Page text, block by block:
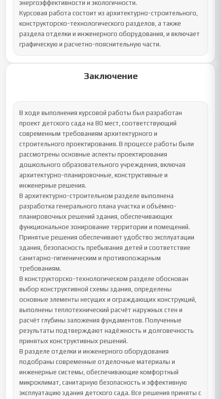
энергоэффективности и экологичности.
Курсовая работа состоит из архитектурно-строительного,
конструкторско-технологического разделов, а также
раздела отделки и инженерного оборудования, и включает
графическую и расчетно-пояснительную части.
Заключение
В ходе выполнения курсовой работы был разработан
проект детского сада на 80 мест, соответствующий
современным требованиям архитектурного и
строительного проектирования. В процессе работы были
рассмотрены основные аспекты проектирования
дошкольного образовательного учреждения, включая
архитектурно-планировочные, конструктивные и
инженерные решения.
В архитектурно-строительном разделе выполнена
разработка генерального плана участка и объёмно-
планировочных решений здания, обеспечивающих
функциональное зонирование территории и помещений.
Принятые решения обеспечивают удобство эксплуатации
здания, безопасность пребывания детей и соответствие
санитарно-гигиеническим и противопожарным
требованиям.
В конструкторско-технологическом разделе обоснован
выбор конструктивной схемы здания, определены
основные элементы несущих и ограждающих конструкций,
выполнены теплотехнический расчёт наружных стен и
расчёт глубины заложения фундаментов. Полученные
результаты подтверждают надёжность и долговечность
принятых конструктивных решений.
В разделе отделки и инженерного оборудования
подобраны современные отделочные материалы и
инженерные системы, обеспечивающие комфортный
микроклимат, санитарную безопасность и эффективную
эксплуатацию здания детского сада. Все решения приняты с